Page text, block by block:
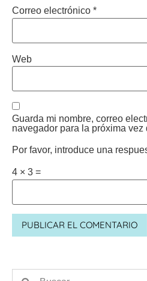
Correo electrónico *
Web
Guarda mi nombre, correo
navegador para la próxima vez
Por favor, introduce una
4 × 3 =